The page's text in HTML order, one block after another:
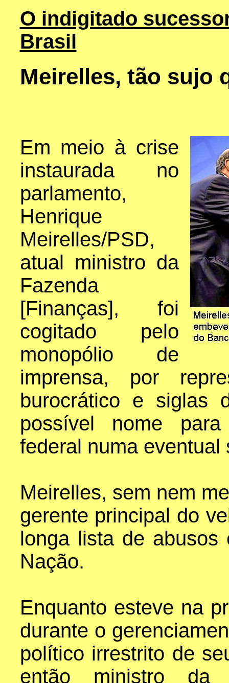
O indigitado
Brasil
Meirelles, tão sujo
Em meio à crise
instaurada no
parlamento,
Henrique
Meirelles/PSD,
atual ministro da
Fazenda
[Finanças], foi
cogitado pelo
monopólio de
imprensa, por
burocrático e siglas
possível nome
federal numa eventual
Meirelles, sem nem
gerente principal do
longa lista de
Nação.
Enquanto esteve na
durante o
político irrestrito de
então ministro